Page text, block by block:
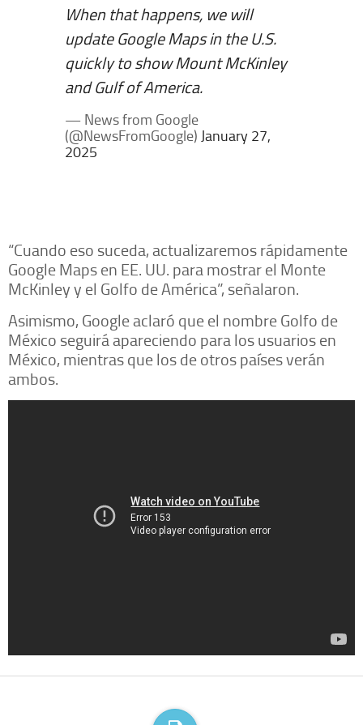
When that happens, we will
update Google Maps in the U.S.
quickly to show Mount McKinley
and Gulf of America.
— News from Google
(@NewsFromGoogle) January 27,
2025
“Cuando eso suceda, actualizaremos rápidamente
Google Maps en EE. UU. para mostrar el Monte
McKinley y el Golfo de América”, señalaron.
Asimismo, Google aclaró que el nombre Golfo de
México seguirá apareciendo para los usuarios en
México, mientras que los de otros países verán
ambos.